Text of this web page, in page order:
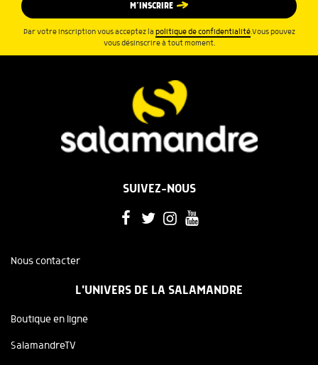
M’INSCRIRE
Par votre inscription vous acceptez la politique de confidentialité.Vous pouvez
vous désinscrire à tout moment.
SUIVEZ-NOUS
Nous contacter
L'UNIVERS DE LA SALAMANDRE
Boutique en ligne
SalamandreTV